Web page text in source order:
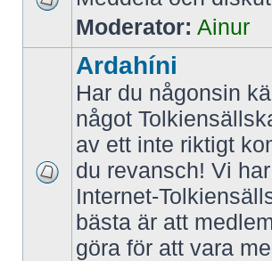
Moderator: Ainur
Ardahíni
Har du någonsin
något
av ett inte riktigt
du revansch! Vi
Internet-
bästa är att
göra för att vara